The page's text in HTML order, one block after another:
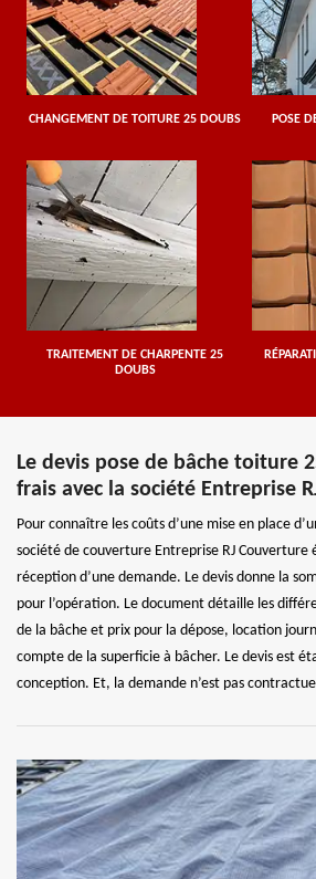
CHANGEMENT DE TOITURE 25 DOUBS POSE
TRAITEMENT DE CHARPENTE 25
DOUBS
Le devis pose de bâche toiture
frais avec la société Entreprise
Pour connaître les coûts d’une mise en place
société de couverture Entreprise RJ Couverture
réception d’une demande. Le devis donne la
pour l’opération. Le document détaille les
de la bâche et prix pour la dépose, location
compte de la superficie à bâcher. Le devis est
conception. Et, la demande n’est pas